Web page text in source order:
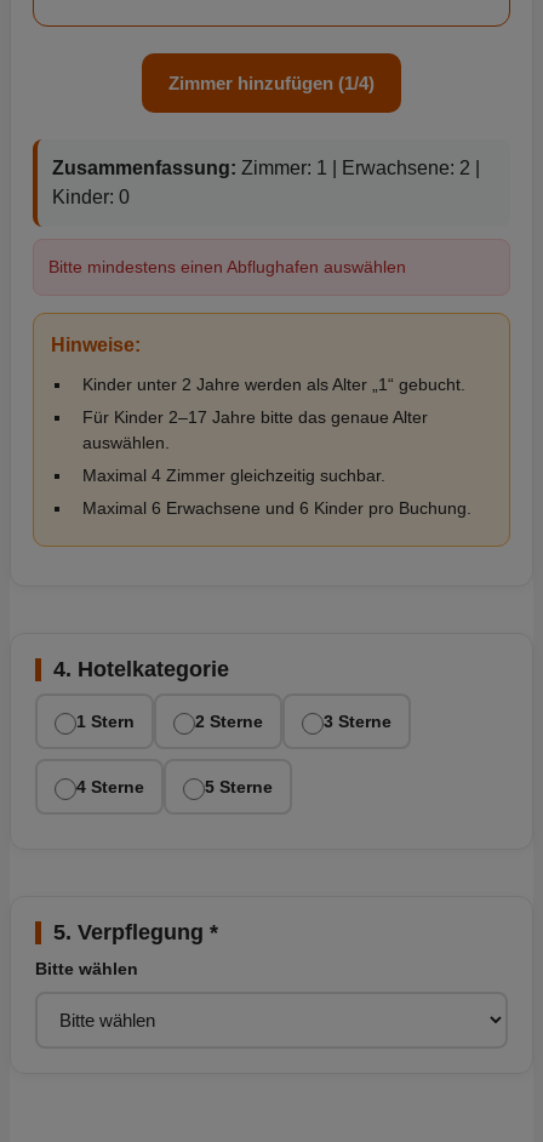
Zimmer hinzufügen (1/4)
Zusammenfassung: Zimmer: 1 | Erwachsene: 2 |
Kinder: 0
Bitte mindestens einen Abflughafen auswählen
Hinweise:
Kinder unter 2 Jahre werden als Alter „1“ gebucht.
Für Kinder 2–17 Jahre bitte das genaue Alter
auswählen.
Maximal 4 Zimmer gleichzeitig suchbar.
Maximal 6 Erwachsene und 6 Kinder pro Buchung.
4. Hotelkategorie
1 Stern 2 Sterne 3 Sterne
4 Sterne 5 Sterne
5. Verpflegung *
Bitte wählen